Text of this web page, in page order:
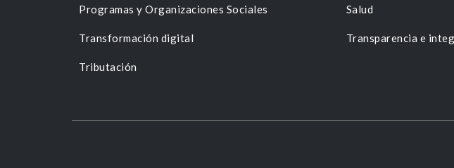
Programas y Organizaciones Sociales Salud
Transformación digital Transparencia e
Tributación